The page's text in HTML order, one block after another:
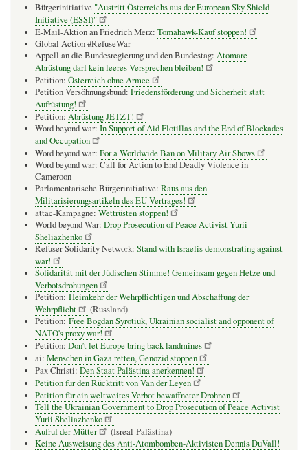
Bürgerinitiative "Austritt Österreichs aus der European Sky Shield
Initiative (ESSI)"
E-Mail-Aktion an Friedrich Merz: Tomahawk-Kauf stoppen!
Global Action #RefuseWar
Appell an die Bundesregierung und den Bundestag: Atomare
Abrüstung darf kein leeres Versprechen bleiben!
Petition: Österreich ohne Armee
Petition Versöhnungsbund: Friedensförderung und Sicherheit statt
Aufrüstung!
Petition: Abrüstung JETZT!
Word beyond war: In Support of Aid Flotillas and the End of Blockades
and Occupation
Word beyond war: For a Worldwide Ban on Military Air Shows
Word beyond war: Call for Action to End Deadly Violence in
Cameroon
Parlamentarische Bürgerinitiative: Raus aus den
Militarisierungsartikeln des EU-Vertrages!
attac-Kampagne: Wettrüsten stoppen!
World beyond War: Drop Prosecution of Peace Activist Yurii
Sheliazhenko
Refuser Solidarity Network: Stand with Israelis demonstrating against
war!
Solidarität mit der Jüdischen Stimme! Gemeinsam gegen Hetze und
Verbotsdrohungen
Petition: Heimkehr der Wehrpflichtigen und Abschaffung der
Wehrpflicht
(Russland)
Petition: Free Bogdan Syrotiuk, Ukrainian socialist and opponent of
NATO's proxy war!
Petition: Don’t let Europe bring back landmines
ai: Menschen in Gaza retten, Genozid stoppen
Pax Christi: Den Staat Palästina anerkennen!
Petition für den Rücktritt von Van der Leyen
Petition für ein weltweites Verbot bewaffneter Drohnen
Tell the Ukrainian Government to Drop Prosecution of Peace Activist
Yurii Sheliazhenko
Aufruf der Mütter
(Isreal-Palästina)
Keine Ausweisung des Anti-Atombomben-Aktivisten Dennis DuVall!